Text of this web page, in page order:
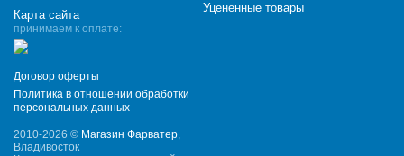
принимаем к оплате:
Договор оферты
Политика в отношении обработки
персональных данных
2010-2026 © Магазин Фарватер,
Владивосток
Карта сайта
Уцененные товары